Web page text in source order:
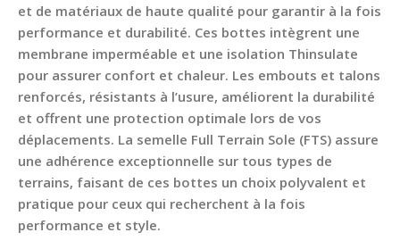
et de matériaux de haute qualité pour garantir à la fois
performance et durabilité. Ces bottes intègrent une
membrane imperméable et une isolation Thinsulate
pour assurer confort et chaleur. Les embouts et talons
renforcés, résistants à l’usure, améliorent la durabilité
et offrent une protection optimale lors de vos
déplacements. La semelle Full Terrain Sole (FTS) assure
une adhérence exceptionnelle sur tous types de
terrains, faisant de ces bottes un choix polyvalent et
pratique pour ceux qui recherchent à la fois
performance et style.